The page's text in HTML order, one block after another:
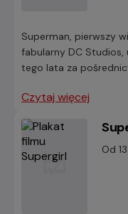
Superman, pierwszy
fabularny DC Studios,
tego lata za
Czytaj więcej
Od